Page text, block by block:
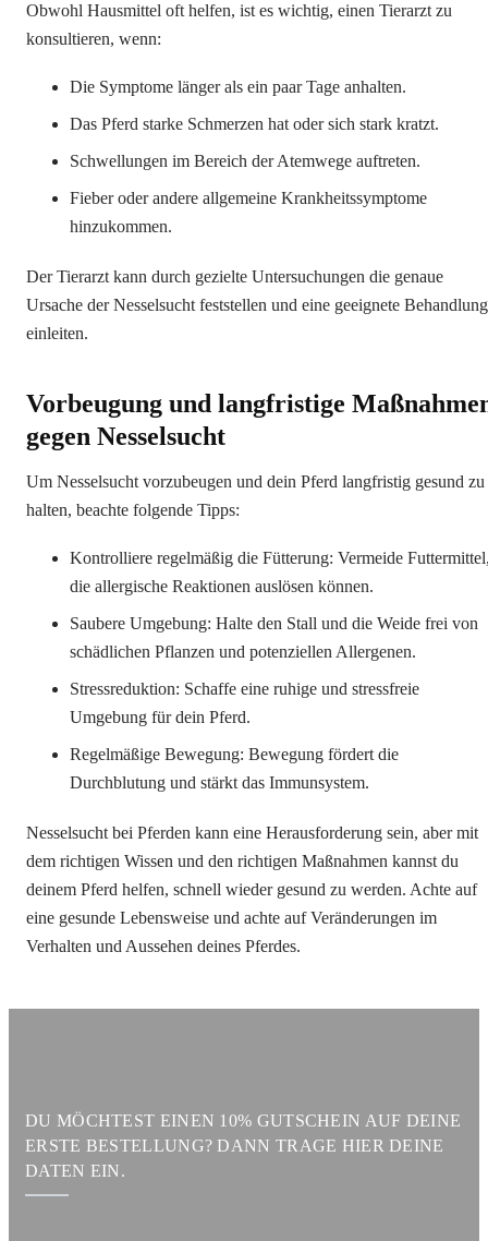
Obwohl Hausmittel oft helfen, ist es wichtig, einen Tierarzt zu
konsultieren, wenn:
Die Symptome länger als ein paar Tage anhalten.
Das Pferd starke Schmerzen hat oder sich stark kratzt.
Schwellungen im Bereich der Atemwege auftreten.
Fieber oder andere allgemeine Krankheitssymptome
hinzukommen.
Der Tierarzt kann durch gezielte Untersuchungen die genaue
Ursache der Nesselsucht feststellen und eine geeignete Behandlung
einleiten.
Vorbeugung und langfristige
gegen Nesselsucht
Um Nesselsucht vorzubeugen und dein Pferd langfristig gesund zu
halten, beachte folgende Tipps:
Kontrolliere regelmäßig die Fütterung: Vermeide
die allergische Reaktionen auslösen können.
Saubere Umgebung: Halte den Stall und die Weide frei von
schädlichen Pflanzen und potenziellen Allergenen.
Stressreduktion: Schaffe eine ruhige und stressfreie
Umgebung für dein Pferd.
Regelmäßige Bewegung: Bewegung fördert die
Durchblutung und stärkt das Immunsystem.
Nesselsucht bei Pferden kann eine Herausforderung sein, aber mit
dem richtigen Wissen und den richtigen Maßnahmen kannst du
deinem Pferd helfen, schnell wieder gesund zu werden. Achte auf
eine gesunde Lebensweise und achte auf Veränderungen im
Verhalten und Aussehen deines Pferdes.
DU MÖCHTEST EINEN 10% GUTSCHEIN AUF DEINE
ERSTE BESTELLUNG? DANN TRAGE HIER DEINE
DATEN EIN.